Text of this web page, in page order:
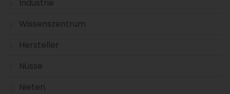
Industrie
Wissenszentrum
Hersteller
Nüsse
Nieten